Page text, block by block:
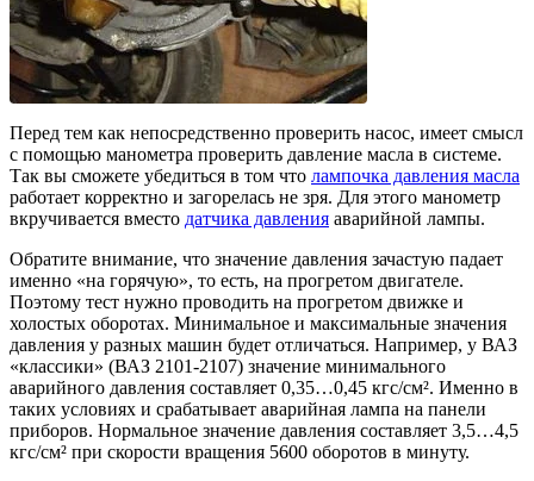
Перед тем как непосредственно проверить насос, имеет смысл
с помощью манометра проверить давление масла в системе.
Так вы сможете убедиться в том что лампочка давления масла
работает корректно и загорелась не зря. Для этого манометр
вкручивается вместо датчика давления аварийной лампы.
Обратите внимание, что значение давления зачастую падает
именно «на горячую», то есть, на прогретом двигателе.
Поэтому тест нужно проводить на прогретом движке и
холостых оборотах. Минимальное и максимальные значения
давления у разных машин будет отличаться. Например, у ВАЗ
«классики» (ВАЗ 2101-2107) значение минимального
аварийного давления составляет 0,35…0,45 кгс/см². Именно в
таких условиях и срабатывает аварийная лампа на панели
приборов. Нормальное значение давления составляет 3,5…4,5
кгс/см² при скорости вращения 5600 оборотов в минуту.